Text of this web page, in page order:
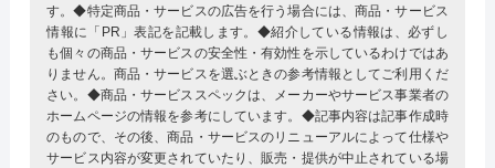
す。◆特定商品・サービスの広告を行う場合には、商品・サービス
情報に「PR」表記を記載します。◆紹介している情報は、必ずし
も個々の商品・サービスの安全性・有効性を示しているわけではあ
りません。商品・サービスを選ぶときの参考情報としてご利用くだ
さい。◆商品・サービススペックは、メーカーやサービス事業者の
ホームページの情報を参考にしています。◆記事内容は記事作成時
のもので、その後、商品・サービスのリニューアルによって仕様や
サービス内容が変更されていたり、販売・提供が中止されている場